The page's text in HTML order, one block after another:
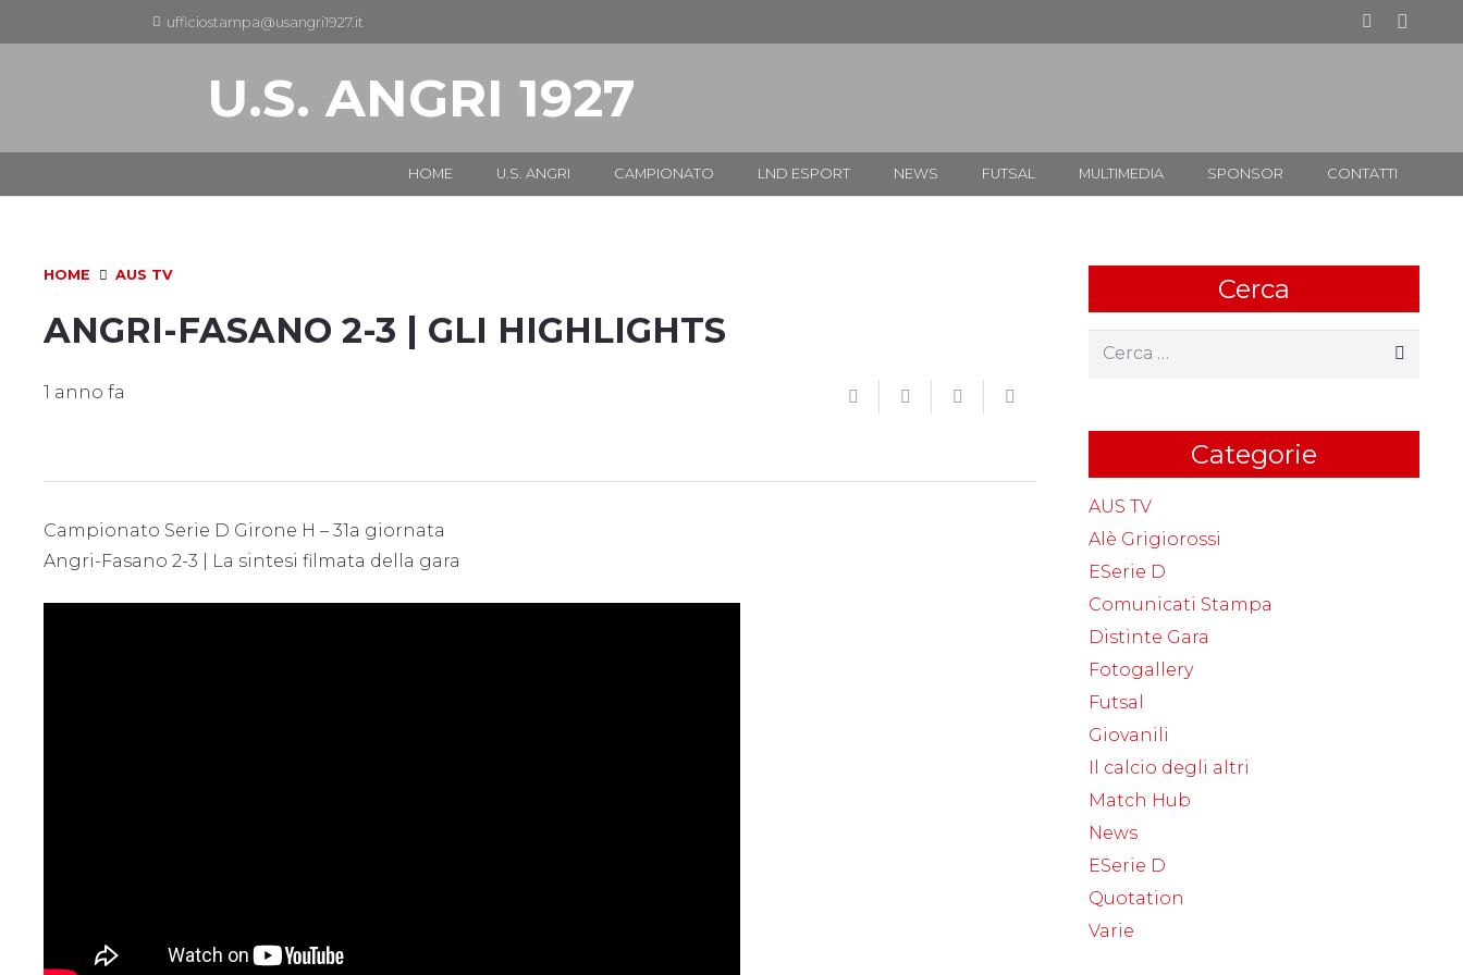
ufficiostampa@usangri1927.it
U.S. ANGRI 1927
HOME U.S. ANGRI CAMPIONATO LND ESPORT NEWS FUTSAL MULTIMEDIA SPONSOR CONTATTI
HOME AUS TV
ANGRI-FASANO 2-3 | GLI HIGHLIGHTS
1 anno fa
Campionato Serie D Girone H – 31a giornata
Angri-Fasano 2-3 | La sintesi filmata della gara
Cerca
Ricerca
Categorie
AUS TV
Alè Grigiorossi
ESerie D
Comunicati Stampa
Distinte Gara
Fotogallery
Futsal
Giovanili
Il calcio degli altri
Match Hub
News
ESerie D
Quotation
Varie